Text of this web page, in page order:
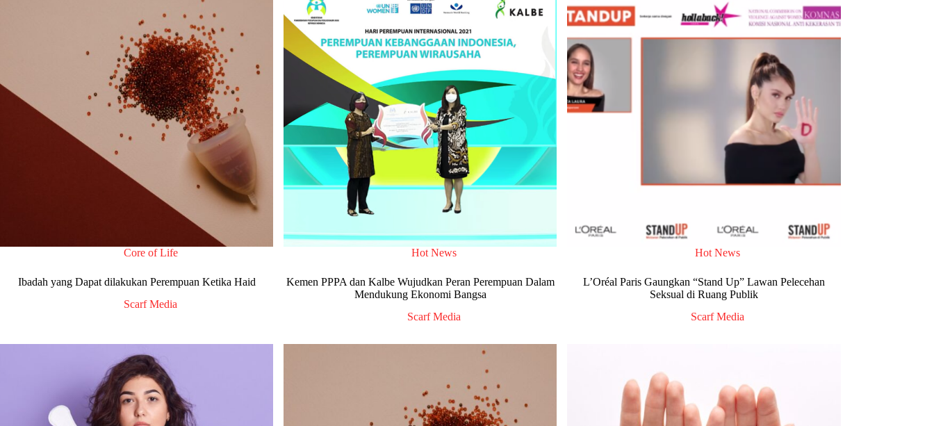
Core of Life
Ibadah yang Dapat dilakukan Perempuan Ketika Haid
Scarf Media
Hot News
Kemen PPPA dan Kalbe Wujudkan Peran Perempuan Dalam
Mendukung Ekonomi Bangsa
Scarf Media
Hot News
L’Oréal Paris Gaungkan “Stand Up” Lawan Pelecehan
Seksual di Ruang Publik
Scarf Media